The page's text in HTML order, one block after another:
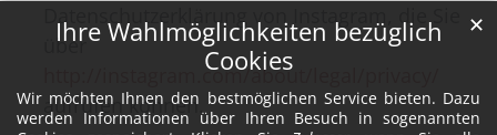
Ihre Wahlmöglichkeiten bezüglich
Cookies
Wir möchten Ihnen den bestmöglichen Service bieten. Dazu
werden Informationen über Ihren Besuch in sogenannten
✕
Datenschutzerklärung von Instagram, die Sie
über
http://instagram.com/about/legal/privacy/
aufrufen können.